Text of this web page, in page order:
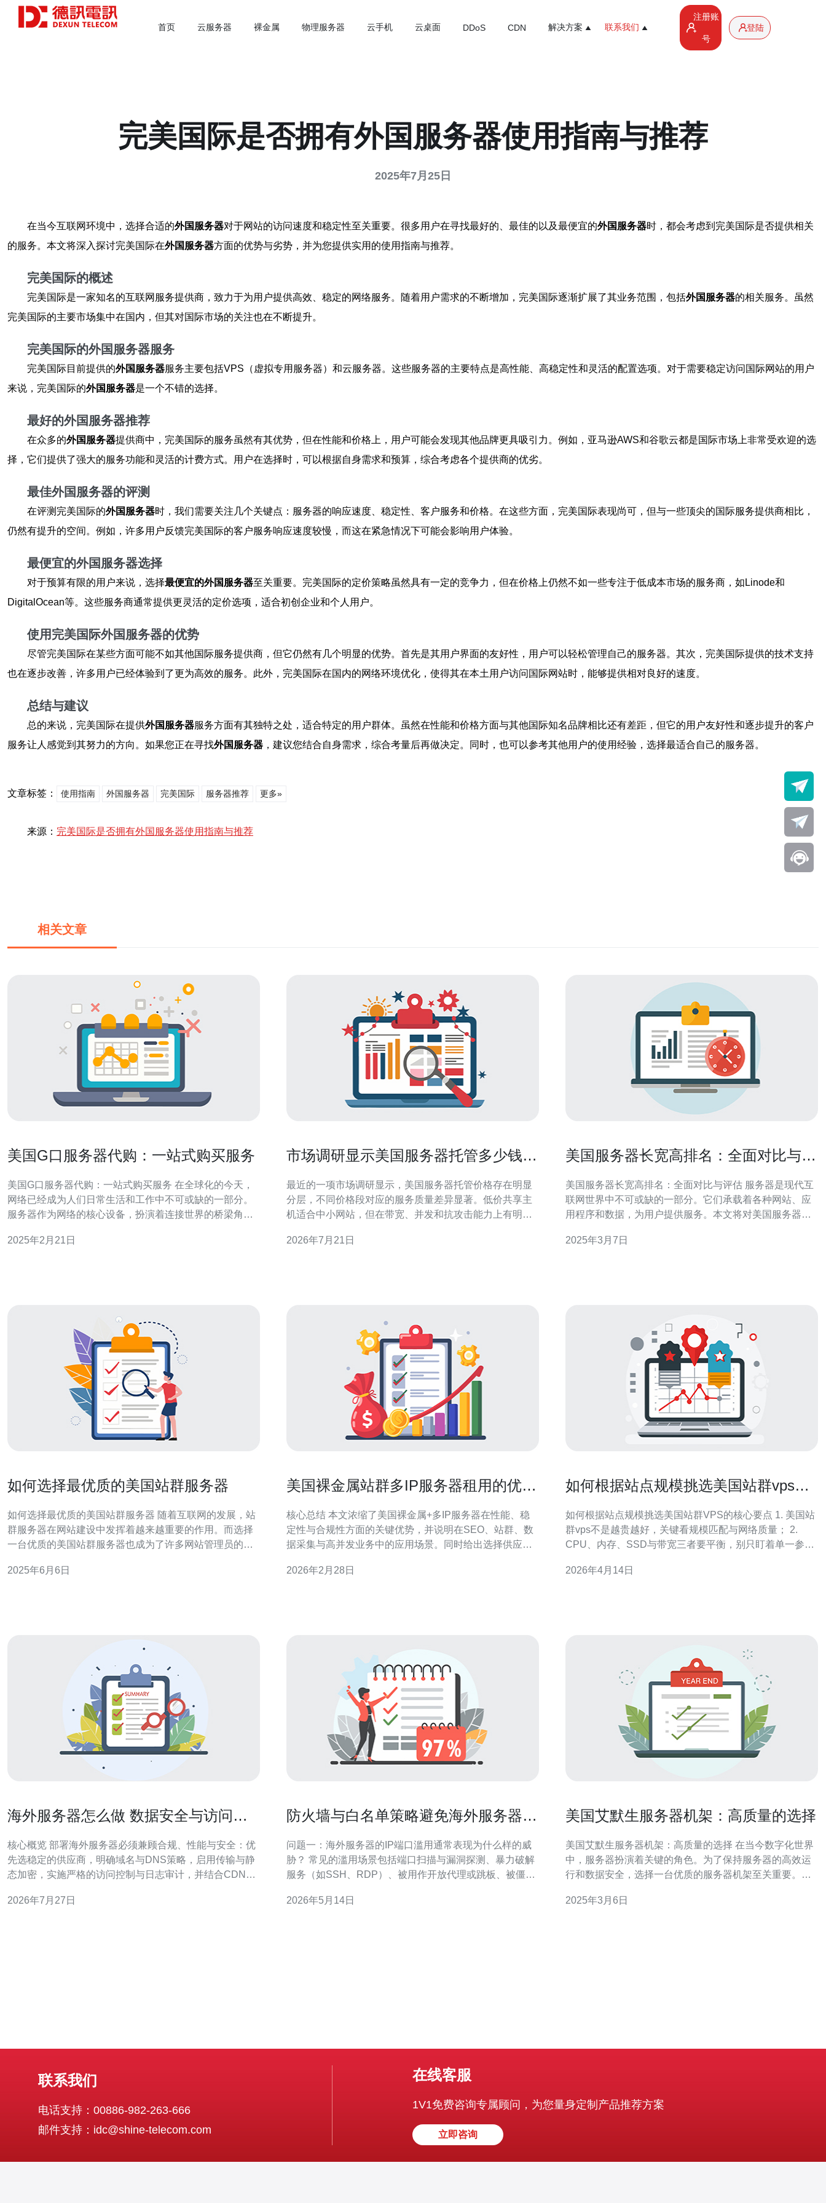
首页 云服务器 裸金属 物理服务器 云手机 云桌面 DDoS CDN 解决方案 联系我们
注册账
号
登陆
完美国际是否拥有外国服务器使用指南与推荐
2025年7月25日
在当今互联网环境中，选择合适的外国服务器对于网站的访问速度和稳定性至关重要。很多用户在寻找最好的、最佳的以及最便宜的外国服务器时，都会考虑到完美国际是否提供相关
的服务。本文将深入探讨完美国际在外国服务器方面的优势与劣势，并为您提供实用的使用指南与推荐。
完美国际的概述
完美国际是一家知名的互联网服务提供商，致力于为用户提供高效、稳定的网络服务。随着用户需求的不断增加，完美国际逐渐扩展了其业务范围，包括外国服务器的相关服务。虽然
完美国际的主要市场集中在国内，但其对国际市场的关注也在不断提升。
完美国际的外国服务器服务
完美国际目前提供的外国服务器服务主要包括VPS（虚拟专用服务器）和云服务器。这些服务器的主要特点是高性能、高稳定性和灵活的配置选项。对于需要稳定访问国际网站的用户
来说，完美国际的外国服务器是一个不错的选择。
最好的外国服务器推荐
在众多的外国服务器提供商中，完美国际的服务虽然有其优势，但在性能和价格上，用户可能会发现其他品牌更具吸引力。例如，亚马逊AWS和谷歌云都是国际市场上非常受欢迎的选
择，它们提供了强大的服务功能和灵活的计费方式。用户在选择时，可以根据自身需求和预算，综合考虑各个提供商的优劣。
最佳外国服务器的评测
在评测完美国际的外国服务器时，我们需要关注几个关键点：服务器的响应速度、稳定性、客户服务和价格。在这些方面，完美国际表现尚可，但与一些顶尖的国际服务提供商相比，
仍然有提升的空间。例如，许多用户反馈完美国际的客户服务响应速度较慢，而这在紧急情况下可能会影响用户体验。
最便宜的外国服务器选择
对于预算有限的用户来说，选择最便宜的外国服务器至关重要。完美国际的定价策略虽然具有一定的竞争力，但在价格上仍然不如一些专注于低成本市场的服务商，如Linode和
DigitalOcean等。这些服务商通常提供更灵活的定价选项，适合初创企业和个人用户。
使用完美国际外国服务器的优势
尽管完美国际在某些方面可能不如其他国际服务提供商，但它仍然有几个明显的优势。首先是其用户界面的友好性，用户可以轻松管理自己的服务器。其次，完美国际提供的技术支持
也在逐步改善，许多用户已经体验到了更为高效的服务。此外，完美国际在国内的网络环境优化，使得其在本土用户访问国际网站时，能够提供相对良好的速度。
总结与建议
总的来说，完美国际在提供外国服务器服务方面有其独特之处，适合特定的用户群体。虽然在性能和价格方面与其他国际知名品牌相比还有差距，但它的用户友好性和逐步提升的客户
服务让人感觉到其努力的方向。如果您正在寻找外国服务器 ，建议您结合自身需求，综合考量后再做决定。同时，也可以参考其他用户的使用经验，选择最适合自己的服务器。
文章标签： 使用指南 外国服务器 完美国际 服务器推荐 更多»
来源： 完美国际是否拥有外国服务器使用指南与推荐
相关文章
美国G口服务器代购：一站式购买服务
美国G口服务器代购：一站式购买服务 在全球化的今天，
网络已经成为人们日常生活和工作中不可或缺的一部分。
服务器作为网络的核心设备，扮演着连接世界的桥梁角
许多人选择通过代购方式购买美国G口服务器来满足自己
2025年2月21日
市场调研显示美国服务器托管多少钱与
最近的一项市场调研显示，美国服务器托管价格存在明显
分层，不同价格段对应的服务质量差异显著。低价共享主
机适合中小网站，但在带宽、并发和抗攻击能力上有明显
优。 在美国机房，VPS托管的价格通常从每月几美元到几
2026年7月21日
美国服务器长宽高排名：全面对比与评
美国服务器长宽高排名：全面对比与评估 服务器是现代互
联网世界中不可或缺的一部分。它们承载着各种网站、应
用程序和数据，为用户提供服务。本文将对美国服务器的
宽高是服务器硬件规格的基本指标。长宽高的大小直接决
2025年3月7日
如何选择最优质的美国站群服务器
如何选择最优质的美国站群服务器 随着互联网的发展，站
群服务器在网站建设中发挥着越来越重要的作用。而选择
一台优质的美国站群服务器也成为了许多网站管理员的重
器。 在选择美国站群服务器之前，首先要明确自己的需
2025年6月6日
美国裸金属站群多IP服务器租用的优势
核心总结 本文浓缩了美国裸金属+多IP服务器在性能、稳
定性与合规性方面的关键优势，并说明在SEO、站群、数
据采集与高并发业务中的应用场景。同时给出选择供应商
国节点、DDoS防御和多IP池方面具备竞争力的服务商，适
2026年2月28日
如何根据站点规模挑选美国站群vps推
如何根据站点规模挑选美国站群VPS的核心要点 1. 美国站
群vps不是越贵越好，关键看规模匹配与网络质量； 2.
CPU、内存、SSD与带宽三者要平衡，别只盯着单一参
上线率。 作为一名有多年站群运维与SEO实战经验的工程
2026年4月14日
海外服务器怎么做 数据安全与访问控
核心概览 部署海外服务器必须兼顾合规、性能与安全：优
先选稳定的供应商，明确域名与DNS策略，启用传输与静
态加密，实施严格的访问控制与日志审计，并结合CDN与
VPS的优选方案，提供完善的网络与运维支持，便于快速
2026年7月27日
防火墙与白名单策略避免海外服务器ip
问题一：海外服务器的IP端口滥用通常表现为什么样的威
胁？ 常见的滥用场景包括端口扫描与漏洞探测、暴力破解
服务（如SSH、RDP）、被用作开放代理或跳板、被僵尸
外泄。对于托管在境外的服务器，攻击者可能通过大规模
2026年5月14日
美国艾默生服务器机架：高质量的选择
美国艾默生服务器机架：高质量的选择 在当今数字化世界
中，服务器扮演着关键的角色。为了保持服务器的高效运
行和数据安全，选择一台优质的服务器机架至关重要。美
提供出色的性能和可靠性。 艾默生公司是一家全球知名的
2025年3月6日
联系我们
电话支持：00886-982-263-666
邮件支持：idc@shine-telecom.com
在线客服
1V1免费咨询专属顾问，为您量身定制产品推荐方案
立即咨询